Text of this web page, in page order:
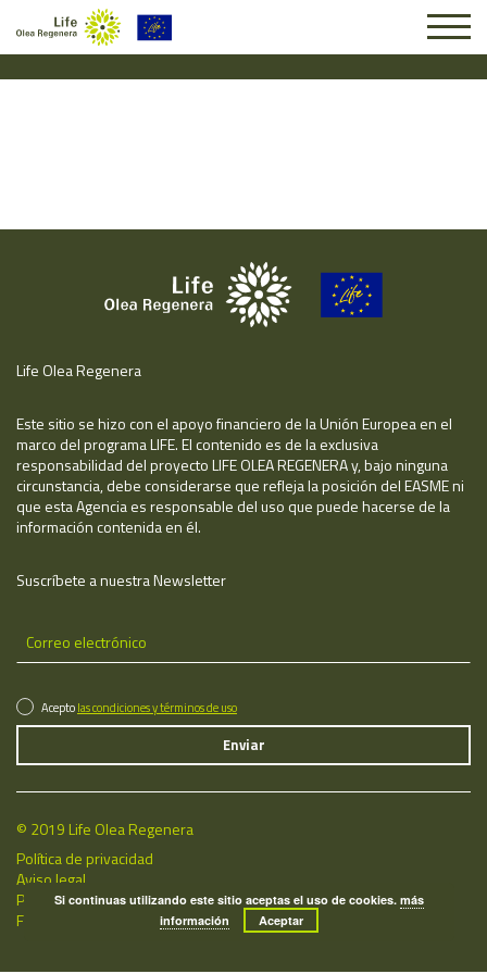
Solicitud #25252
Life Olea Regenera
Este sitio se hizo con el apoyo financiero de la Unión Europea en el
marco del programa LIFE. El contenido es de la exclusiva
responsabilidad del proyecto LIFE OLEA REGENERA y, bajo ninguna
circunstancia, debe considerarse que refleja la posición del EASME ni
que esta Agencia es responsable del uso que puede hacerse de la
información contenida en él.
Suscríbete a nuestra Newsletter
Aceptolas condiciones y términos de uso
© 2019 Life Olea Regenera
Política de privacidad
Aviso legal
Política de cookies
Fecha de última actualización: 06/08/2026
Si continuas utilizando este sitio aceptas el uso de cookies.más
información
Aceptar